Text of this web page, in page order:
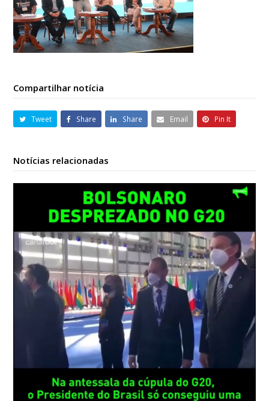
Compartilhar notícia
Tweet Share Share Email Pin It
Notícias relacionadas